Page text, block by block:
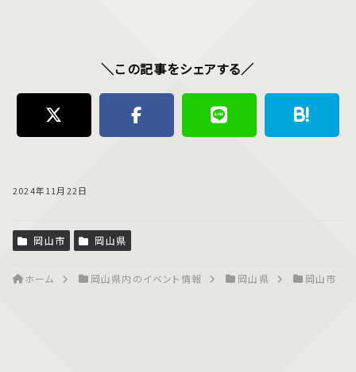
＼この記事をシェアする／
2024年11月22日
岡山市 岡山県
ホーム 岡山県内のイベント情報 岡山県 岡山市